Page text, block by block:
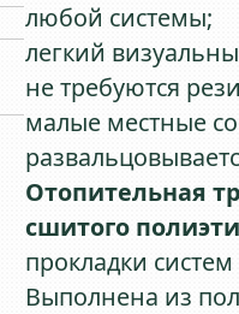
любой системы;
легкий
не требуются
малые местные
Отопительная
сшитого
прокладки
Выполнена из